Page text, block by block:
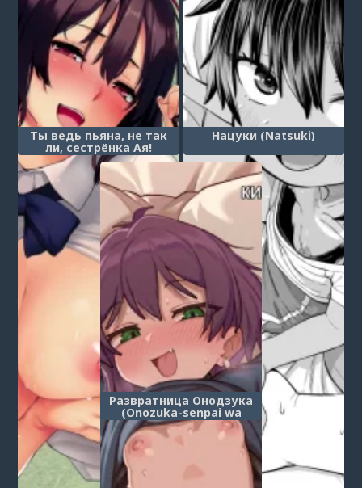
Ты ведь пьяна, не так
ли, сестрёнка Ая!
(Yoidore Desuka Aya
Onee-san!?)
Нацуки (Natsuki)
Развратница Онодзука
(Onozuka-senpai wa
Warui Hito)
... 6 7 9 11 12 13